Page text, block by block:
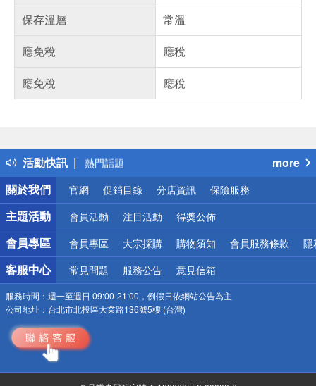
保存溫層
常溫
應免稅
應稅
應免稅
應稅
活動快訊
得獎公告
熱門話題
銀行優惠
偏遠地區配送
詐騙網頁！請小心！
more
關於我們
官網 促銷目錄 分店資訊 保險服務
主題活動 會員活動 注目活動 得獎公佈
會員專區 會員專區 大宗採購 購物須知 會員服務條款 隱
客服中心 常見問題 服務公告 意見信箱
服務時間： 週一至週日 09:00-21:00，例假日依網站公告為主
公司地址： 台北市北投區大業路136號5樓 (台灣)